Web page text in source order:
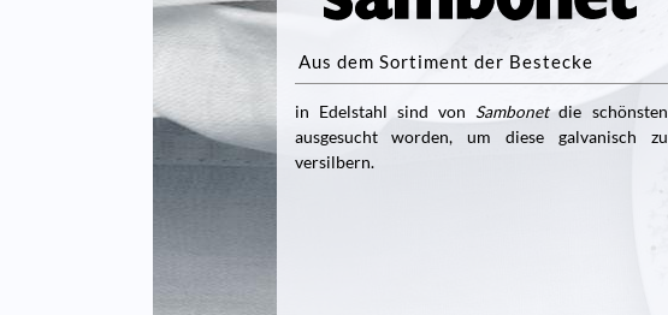
Aus dem Sortiment der Bestecke
in Edelstahl sind vonSambonetdie schönsten
ausgesucht worden, um diese galvanisch zu
versilbern.